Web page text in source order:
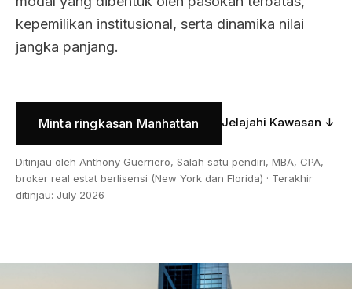
kepemilikan institusional, serta dinamika nilai
jangka panjang.
Minta ringkasan Manhattan Jelajahi Kawasan ↓
Ditinjau oleh Anthony Guerriero, Salah satu pendiri, MBA, CPA,
broker real estat berlisensi (New York dan Florida) · Terakhir
ditinjau: July 2026